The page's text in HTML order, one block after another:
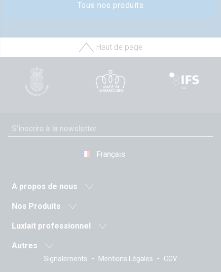
Tous nos produits
Haut de page
Français
A propos de nous
Actualité
Histoire
Valeurs
La Direction
Nos Produits
Laits et boissons lactées
Beurres
Luxlait professionnel
Produits pro
Sur-mesure
Autres
Les recettesSignalements - Mentions Légales - CGV